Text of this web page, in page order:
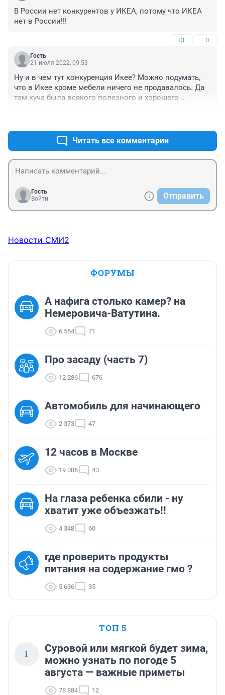
В России нет конкурентов у ИКЕА, потому что ИКЕА
нет в России!!!
+3 –0
Гость
21 июля 2022, 09:53
Ну и в чем тут конкуренция Икее? Можно подумать,
что в Икее кроме мебели ничего не продавалось. Да
там куча была всякого полезного и хорошего
Читать все комментарии
Гость
Войти
Отправить
Новости СМИ2
ФОРУМЫ
А нафига столько камер? на
Немеровича-Ватутина.
6 554 71
Про засаду (часть 7)
12 286 676
Автомобиль для начинающего
2 373 47
12 часов в Москве
19 086 43
На глаза ребенка сбили - ну
хватит уже объезжать!!
4 348 60
где проверить продукты
питания на содержание гмо ?
5 636 35
ТОП 5
1
Суровой или мягкой будет зима,
можно узнать по погоде 5
августа — важные приметы
78 884 12